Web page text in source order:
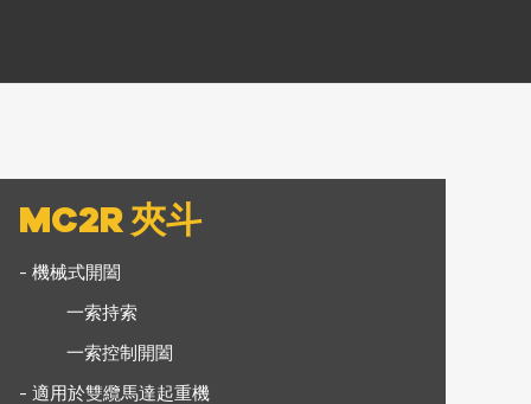
MC2R 夾斗
- 機械式開闔
一索持索
一索控制開闔
- 適用於雙纜馬達起重機